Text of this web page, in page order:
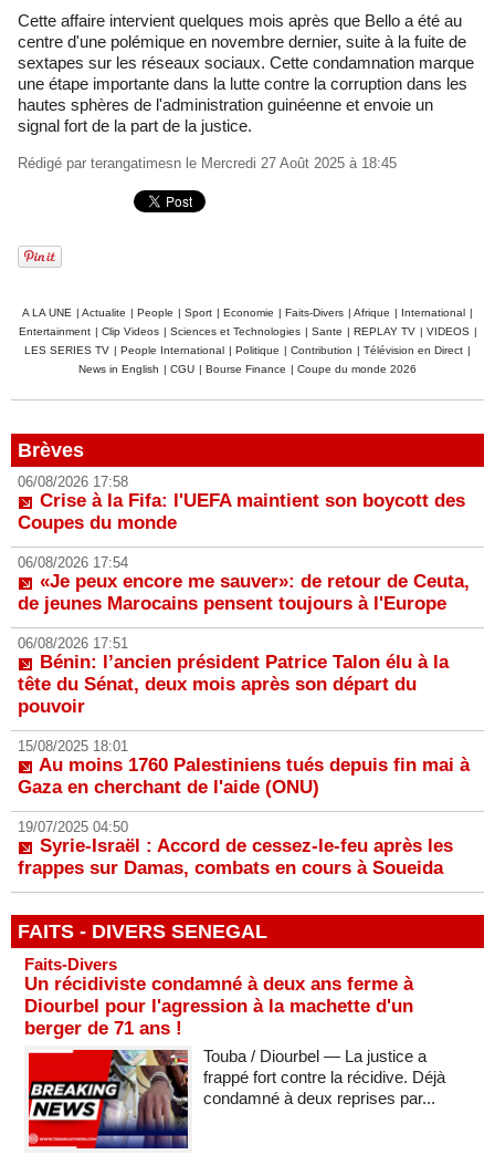
Cette affaire intervient quelques mois après que Bello a été au
centre d'une polémique en novembre dernier, suite à la fuite de
sextapes sur les réseaux sociaux. Cette condamnation marque
une étape importante dans la lutte contre la corruption dans les
hautes sphères de l'administration guinéenne et envoie un
signal fort de la part de la justice.
Rédigé par terangatimesn le Mercredi 27 Août 2025 à 18:45
A LA UNE | Actualite | People | Sport | Economie | Faits-Divers | Afrique | International |
Entertainment | Clip Videos | Sciences et Technologies | Sante | REPLAY TV | VIDEOS |
LES SERIES TV | People International | Politique | Contribution | Télévision en Direct |
News in English | CGU | Bourse Finance | Coupe du monde 2026
Brèves
06/08/2026 17:58
Crise à la Fifa: l'UEFA maintient son boycott des
Coupes du monde
06/08/2026 17:54
«Je peux encore me sauver»: de retour de Ceuta,
de jeunes Marocains pensent toujours à l'Europe
06/08/2026 17:51
Bénin: l’ancien président Patrice Talon élu à la
tête du Sénat, deux mois après son départ du
pouvoir
15/08/2025 18:01
Au moins 1760 Palestiniens tués depuis fin mai à
Gaza en cherchant de l'aide (ONU)
19/07/2025 04:50
Syrie-Israël : Accord de cessez-le-feu après les
frappes sur Damas, combats en cours à Soueida
FAITS - DIVERS SENEGAL
Faits-Divers
Un récidiviste condamné à deux ans ferme à
Diourbel pour l'agression à la machette d'un
berger de 71 ans !
Touba / Diourbel — La justice a
frappé fort contre la récidive. Déjà
condamné à deux reprises par...